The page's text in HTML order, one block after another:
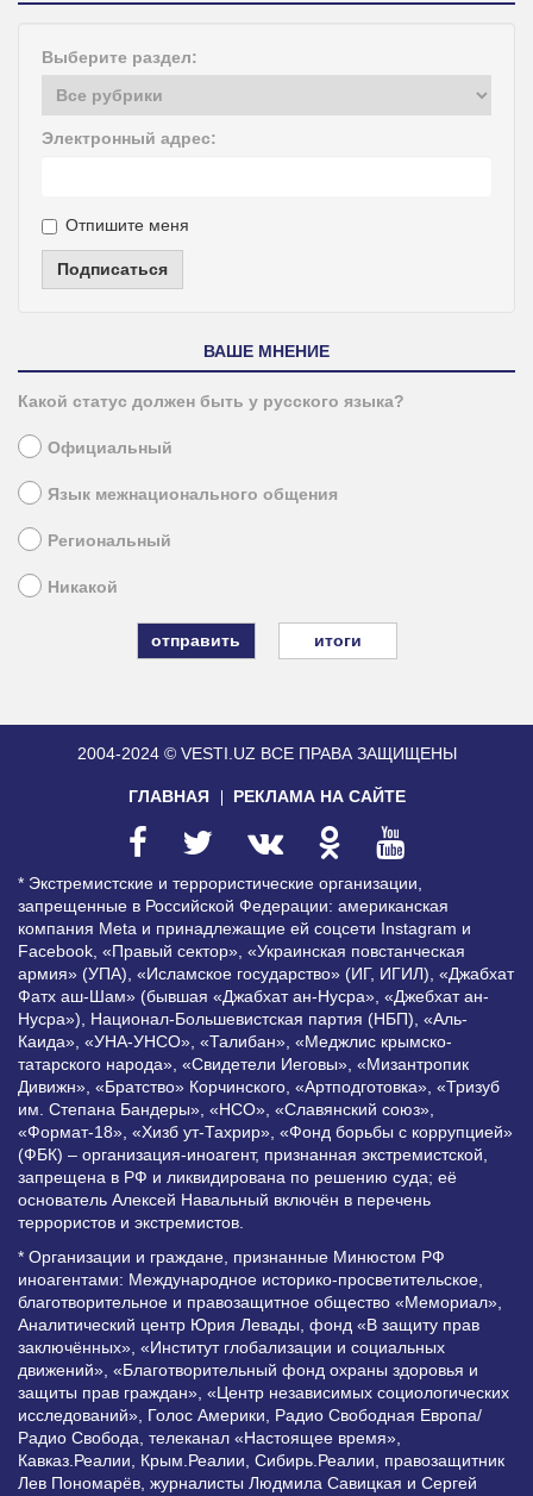
Выберите раздел:
Электронный адрес:
Отпишите меня
Подписаться
ВАШЕ МНЕНИЕ
Какой статус должен быть у русского языка?
Официальный
Язык межнационального общения
Региональный
Никакой
итоги
2004-2024 © VESTI.UZ ВСЕ ПРАВА ЗАЩИЩЕНЫ
ГЛАВНАЯ РЕКЛАМА НА САЙТЕ
* Экстремистские и террористические организации,
запрещенные в Российской Федерации: американская
компания Meta и принадлежащие ей соцсети Instagram и
Facebook, «Правый сектор», «Украинская повстанческая
армия» (УПА), «Исламское государство» (ИГ, ИГИЛ), «Джабхат
Фатх аш-Шам» (бывшая «Джабхат ан-Нусра», «Джебхат ан-
Нусра»), Национал-Большевистская партия (НБП), «Аль-
Каида», «УНА-УНСО», «Талибан», «Меджлис крымско-
татарского народа», «Свидетели Иеговы», «Мизантропик
Дивижн», «Братство» Корчинского, «Артподготовка», «Тризуб
им. Степана Бандеры», «НСО», «Славянский союз»,
«Формат-18», «Хизб ут-Тахрир», «Фонд борьбы с коррупцией»
(ФБК) – организация-иноагент, признанная экстремистской,
запрещена в РФ и ликвидирована по решению суда; её
основатель Алексей Навальный включён в перечень
террористов и экстремистов.
* Организации и граждане, признанные Минюстом РФ
иноагентами: Международное историко-просветительское,
благотворительное и правозащитное общество «Мемориал»,
Аналитический центр Юрия Левады, фонд «В защиту прав
заключённых», «Институт глобализации и социальных
движений», «Благотворительный фонд охраны здоровья и
защиты прав граждан», «Центр независимых социологических
исследований», Голос Америки, Радио Свободная Европа/
Радио Свобода, телеканал «Настоящее время»,
Кавказ.Реалии, Крым.Реалии, Сибирь.Реалии, правозащитник
Лев Пономарёв, журналисты Людмила Савицкая и Сергей